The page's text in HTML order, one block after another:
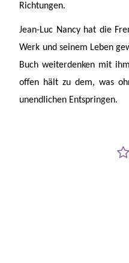
Richtungen.
Jean-Luc Nancy hat die
Werk und seinem Leben
Buch weiterdenken mit
offen hält zu dem, was
unendlichen Entspringen.